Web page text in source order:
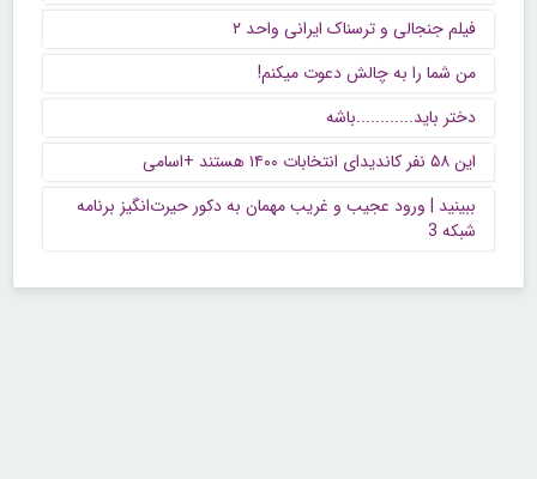
فیلم جنجالی و ترسناک ایرانی واحد ۲
من شما را به چالش دعوت میکنم!
دختر باید............باشه
این ۵۸ نفر کاندیدای انتخابات ۱۴۰۰ هستند +اسامی
ببینید | ورود عجیب و غریب مهمان به دکور حیرت‌انگیز برنامه
شبکه 3